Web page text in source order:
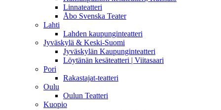
Linnateatteri
Åbo Svenska Teater
Lahti
Lahden kaupunginteatteri
Jyväskylä & Keski-Suomi
Jyväskylän Kaupunginteatteri
Löytänän kesäteatteri | Viitasaari
Pori
Rakastajat-teatteri
Oulu
Oulun Teatteri
Kuopio